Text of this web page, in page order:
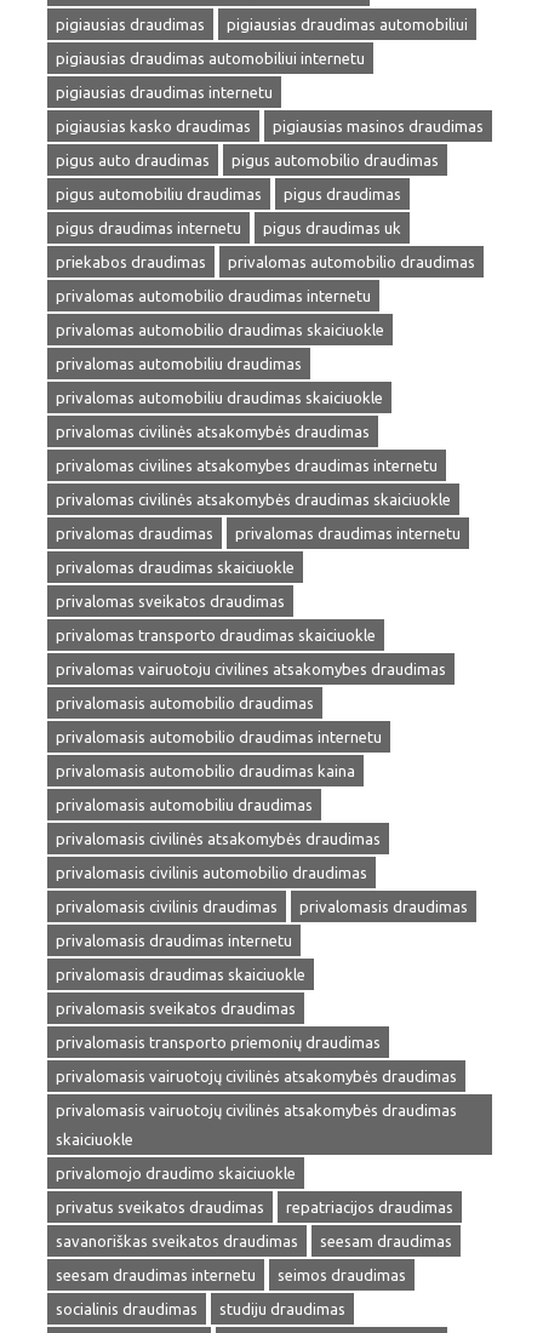
pigiausias draudimas
pigiausias draudimas automobiliui
pigiausias draudimas automobiliui internetu
pigiausias draudimas internetu
pigiausias kasko draudimas
pigiausias masinos draudimas
pigus auto draudimas
pigus automobilio draudimas
pigus automobiliu draudimas
pigus draudimas
pigus draudimas internetu
pigus draudimas uk
priekabos draudimas
privalomas automobilio draudimas
privalomas automobilio draudimas internetu
privalomas automobilio draudimas skaiciuokle
privalomas automobiliu draudimas
privalomas automobiliu draudimas skaiciuokle
privalomas civilinės atsakomybės draudimas
privalomas civilines atsakomybes draudimas internetu
privalomas civilinės atsakomybės draudimas skaiciuokle
privalomas draudimas
privalomas draudimas internetu
privalomas draudimas skaiciuokle
privalomas sveikatos draudimas
privalomas transporto draudimas skaiciuokle
privalomas vairuotoju civilines atsakomybes draudimas
privalomasis automobilio draudimas
privalomasis automobilio draudimas internetu
privalomasis automobilio draudimas kaina
privalomasis automobiliu draudimas
privalomasis civilinės atsakomybės draudimas
privalomasis civilinis automobilio draudimas
privalomasis civilinis draudimas
privalomasis draudimas
privalomasis draudimas internetu
privalomasis draudimas skaiciuokle
privalomasis sveikatos draudimas
privalomasis transporto priemonių draudimas
privalomasis vairuotojų civilinės atsakomybės draudimas
privalomasis vairuotojų civilinės atsakomybės draudimas
skaiciuokle
privalomojo draudimo skaiciuokle
privatus sveikatos draudimas
repatriacijos draudimas
savanoriškas sveikatos draudimas
seesam draudimas
seesam draudimas internetu
seimos draudimas
socialinis draudimas
studiju draudimas